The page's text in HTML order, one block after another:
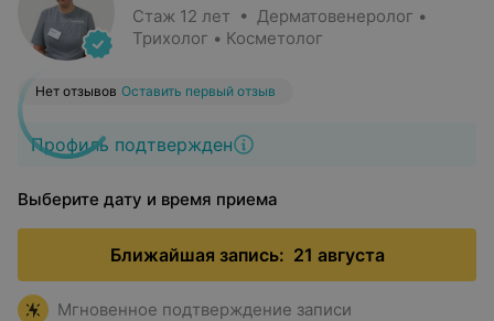
Стаж 12 лет • Дерматовенеролог •
Трихолог • Косметолог
Профиль подтвержден
Нет отзывов Оставить первый отзыв
Выберите дату и время приема
Ближайшая запись: 21 августа
Мгновенное подтверждение записи